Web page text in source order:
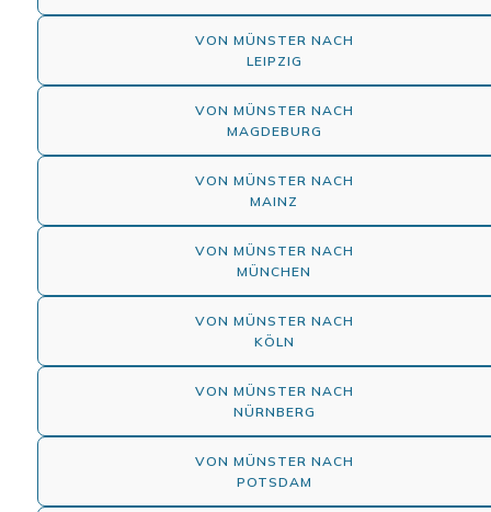
VON MÜNSTER NACH
LEIPZIG
VON MÜNSTER NACH
MAGDEBURG
VON MÜNSTER NACH
MAINZ
VON MÜNSTER NACH
MÜNCHEN
VON MÜNSTER NACH
KÖLN
VON MÜNSTER NACH
NÜRNBERG
VON MÜNSTER NACH
POTSDAM